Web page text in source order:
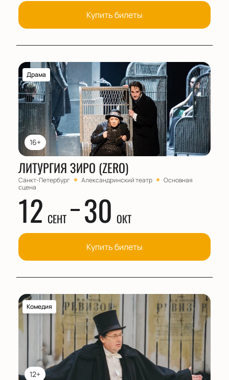
Купить билеты
16+
Драма
ЛИТУРГИЯ ЗИРО (ZERO)
Санкт-Петербург Александринский театр
Основная
сцена
12 СЕНТ 30 ОКТ
Купить билеты
12+
Комедия